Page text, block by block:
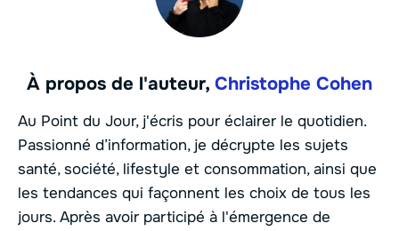
À propos de l'auteur, Christophe Cohen
Au Point du Jour, j'écris pour éclairer le quotidien.
Passionné d’information, je décrypte les sujets
santé, société, lifestyle et consommation, ainsi que
les tendances qui façonnent les choix de tous les
jours. Après avoir participé à l'émergence de